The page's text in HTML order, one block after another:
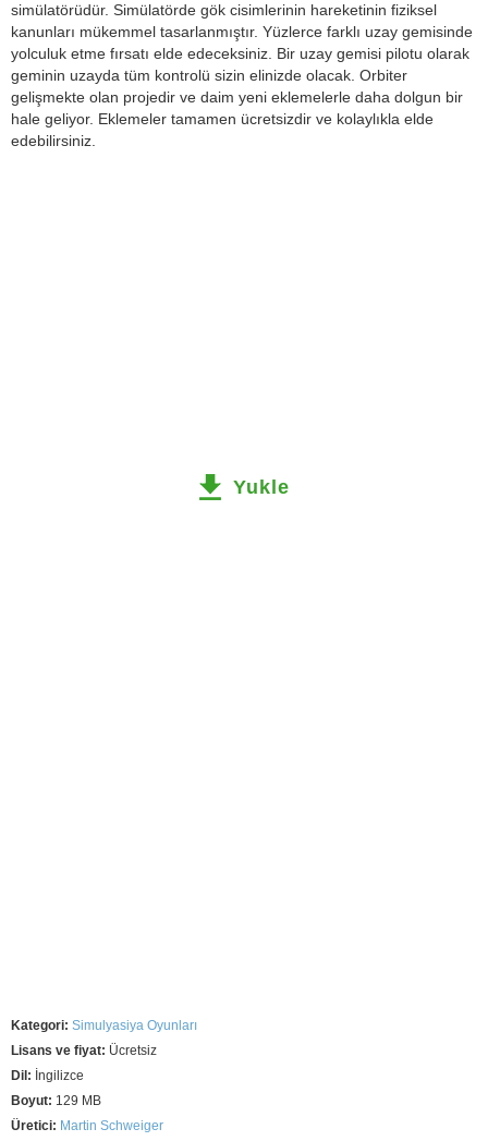
simülatörüdür. Simülatörde gök cisimlerinin hareketinin fiziksel
kanunları mükemmel tasarlanmıştır. Yüzlerce farklı uzay gemisinde
yolculuk etme fırsatı elde edeceksiniz. Bir uzay gemisi pilotu olarak
geminin uzayda tüm kontrolü sizin elinizde olacak. Orbiter
gelişmekte olan projedir ve daim yeni eklemelerle daha dolgun bir
hale geliyor. Eklemeler tamamen ücretsizdir ve kolaylıkla elde
edebilirsiniz.
Yukle
Kategori: Simulyasiya Oyunları
Lisans ve fiyat: Ücretsiz
Dil: İngilizce
Boyut: 129 MB
Üretici: Martin Schweiger